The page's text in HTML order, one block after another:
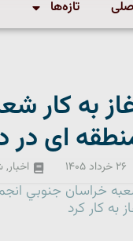
تازه‌ها
به کار
ای در
۲۶ خرداد ۱۴۰۵ اخبار,
خراسان جنوبي
به كار كرد